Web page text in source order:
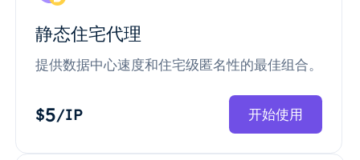
静态住宅代理
提供数据中心速度和住宅级匿名性的最佳组合。
$5/IP 开始使用